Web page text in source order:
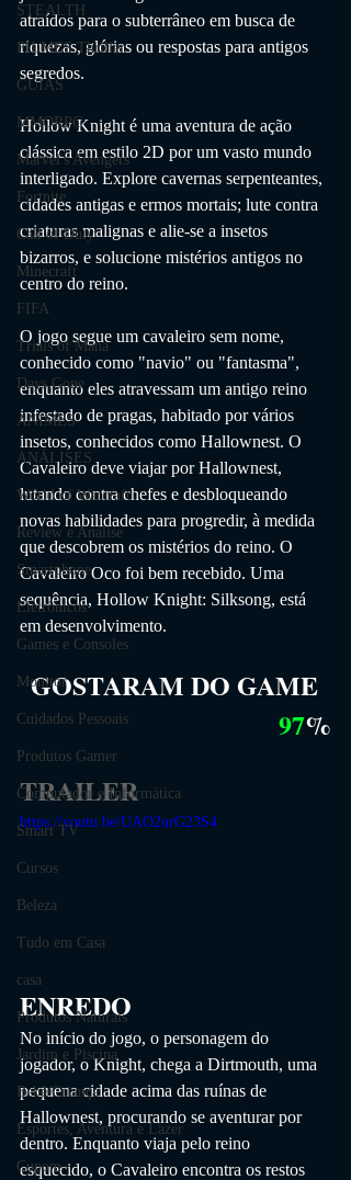
STEALTH
FILMES Thriller
GUIAS
MMORPG
Marvel's Avengers
Fortnite
Call of Duty
Minecraft
FIFA
Trials of Mana
Days Gone
ANIMES
ANÁLISES
World of Warcraft
Review e Análise
Smartphone
Eletrônicos
Games e Consoles
Monitor
Cuidados Pessoais
Produtos Gamer
Computador e Informática
Smart TV
Cursos
Beleza
Tudo em Casa
casa
Produtos Naturais
Jardim e Piscina
Bebê/Criança
Esportes, Aventura e Lazer
Cupom
atraídos para o subterrâneo em busca de
riquezas, glórias ou respostas para antigos
segredos.
Hollow Knight é uma aventura de ação
clássica em estilo 2D por um vasto mundo
interligado. Explore cavernas serpenteantes,
cidades antigas e ermos mortais; lute contra
criaturas malignas e alie-se a insetos
bizarros, e solucione mistérios antigos no
centro do reino.
O jogo segue um cavaleiro sem nome,
conhecido como "navio" ou "fantasma",
enquanto eles atravessam um antigo reino
infestado de pragas, habitado por vários
insetos, conhecidos como Hallownest. O
Cavaleiro deve viajar por Hallownest,
lutando contra chefes e desbloqueando
novas habilidades para progredir, à medida
que descobrem os mistérios do reino. O
Cavaleiro Oco foi bem recebido. Uma
sequência, Hollow Knight: Silksong, está
em desenvolvimento.
GOSTARAM DO GAME
97%
TRAILER
https://youtu.be/UAO2urG23S4
ENREDO
No início do jogo, o personagem do
jogador, o Knight, chega a Dirtmouth, uma
pequena cidade acima das ruínas de
Hallownest, procurando se aventurar por
dentro. Enquanto viaja pelo reino
esquecido, o Cavaleiro encontra os restos